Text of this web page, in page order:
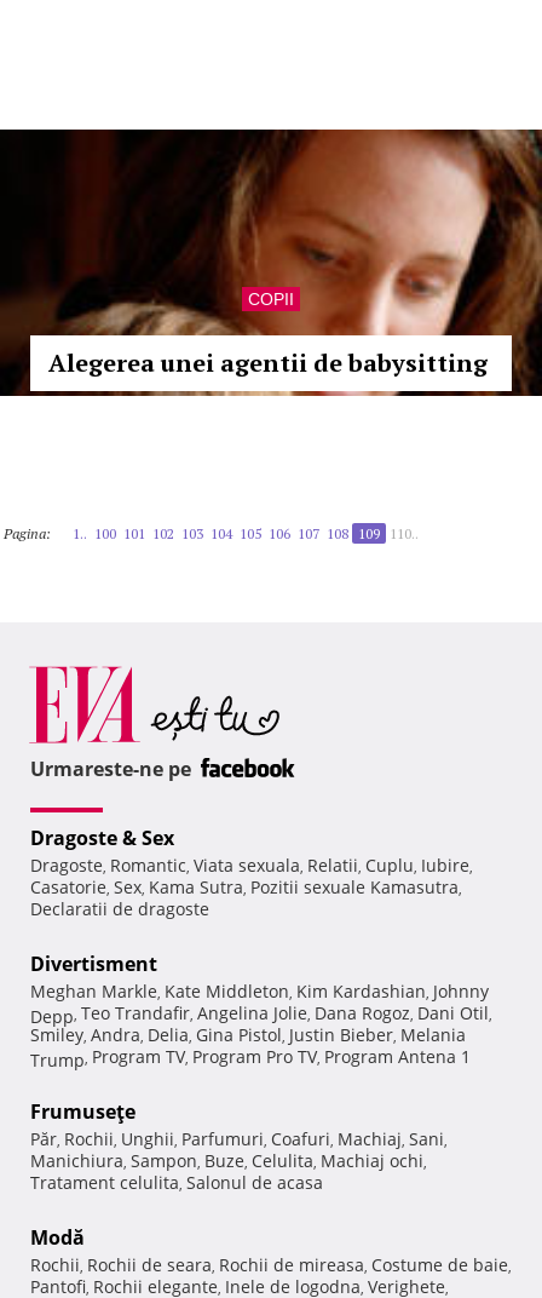
COPII
Alegerea unei agentii de babysitting
Pagina: 1.. 100 101 102 103 104 105 106 107 108 109 110..
Urmareste-ne pe
Dragoste & Sex
Dragoste, Romantic, Viata sexuala, Relatii, Cuplu, Iubire,
Casatorie, Sex, Kama Sutra, Pozitii sexuale Kamasutra,
Declaratii de dragoste
Divertisment
Meghan Markle, Kate Middleton, Kim Kardashian, Johnny
Depp, Teo Trandafir, Angelina Jolie, Dana Rogoz, Dani Otil,
Smiley, Andra, Delia, Gina Pistol, Justin Bieber, Melania
Trump, Program TV, Program Pro TV, Program Antena 1
Frumuseţe
Păr, Rochii, Unghii, Parfumuri, Coafuri, Machiaj, Sani,
Manichiura, Sampon, Buze, Celulita, Machiaj ochi,
Tratament celulita, Salonul de acasa
Modă
Rochii, Rochii de seara, Rochii de mireasa, Costume de baie,
Pantofi, Rochii elegante, Inele de logodna, Verighete,